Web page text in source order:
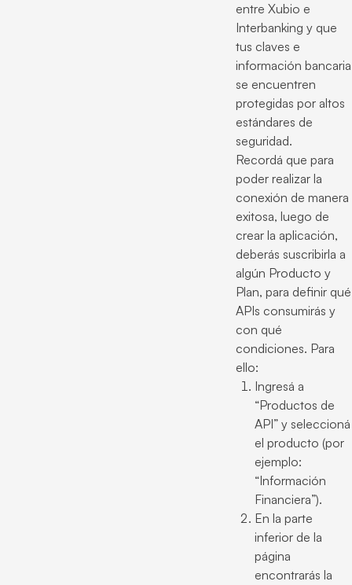
entre Xubio e
Interbanking y que
tus claves e
información bancaria
se encuentren
protegidas por altos
estándares de
seguridad.
Recordá que para
poder realizar la
conexión de manera
exitosa, luego de
crear la aplicación,
deberás suscribirla a
algún Producto y
Plan, para definir qué
APIs consumirás y
con qué
condiciones. Para
ello:
Ingresá a
“Productos de
API” y seleccioná
el producto (por
ejemplo:
“Información
Financiera”).
En la parte
inferior de la
página
encontrarás la